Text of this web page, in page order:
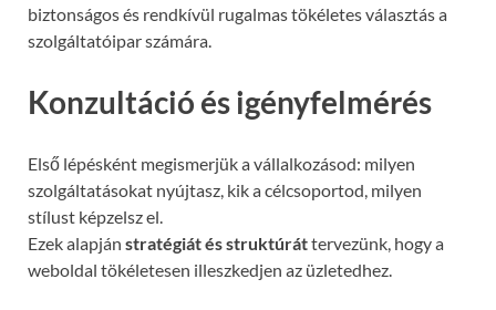
biztonságos és rendkívül rugalmas tökéletes választás a
szolgáltatóipar számára.
Konzultáció és igényfelmérés
Első lépésként megismerjük a vállalkozásod: milyen
szolgáltatásokat nyújtasz, kik a célcsoportod, milyen
stílust képzelsz el.
Ezek alapján stratégiát és struktúráttervezünk, hogy a
weboldal tökéletesen illeszkedjen az üzletedhez.